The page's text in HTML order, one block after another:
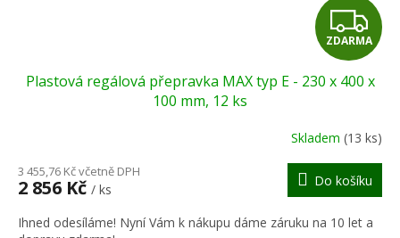
Z
D
A
R
M
A
ZDARMA
Plastová regálová přepravka MAX typ E - 230 x 400 x
100 mm, 12 ks
Skladem (13 ks)
3 455,76 Kč včetně DPH
2 856 Kč / ks
Do košíku
Ihned odesíláme! Nyní Vám k nákupu dáme záruku na 10 let a